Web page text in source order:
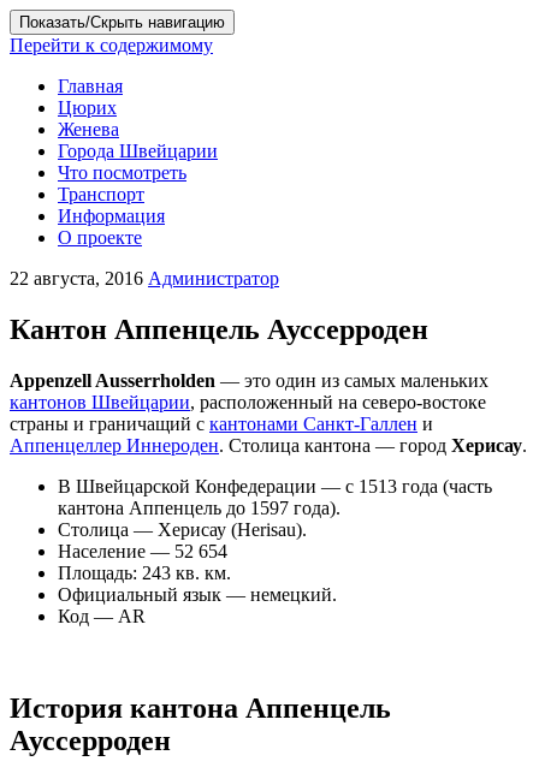
Показать/Скрыть навигацию
Перейти к содержимому
Главная
Цюрих
Женева
Города Швейцарии
Что посмотреть
Транспорт
Информация
О проекте
22 августа, 2016 Администратор
Кантон Аппенцель Ауссерроден
Appenzell Ausserrholden — это один из самых маленьких
кантонов Швейцарии, расположенный на северо-востоке
страны и граничащий с кантонами Санкт-Галлен и
Аппенцеллер Иннероден. Столица кантона — город Херисау.
В Швейцарской Конфедерации — с 1513 года (часть
кантона Аппенцель до 1597 года).
Столица — Херисау (Herisau).
Население — 52 654
Площадь: 243 кв. км.
Официальный язык — немецкий.
Код — AR
История кантона Аппенцель
Ауссерроден